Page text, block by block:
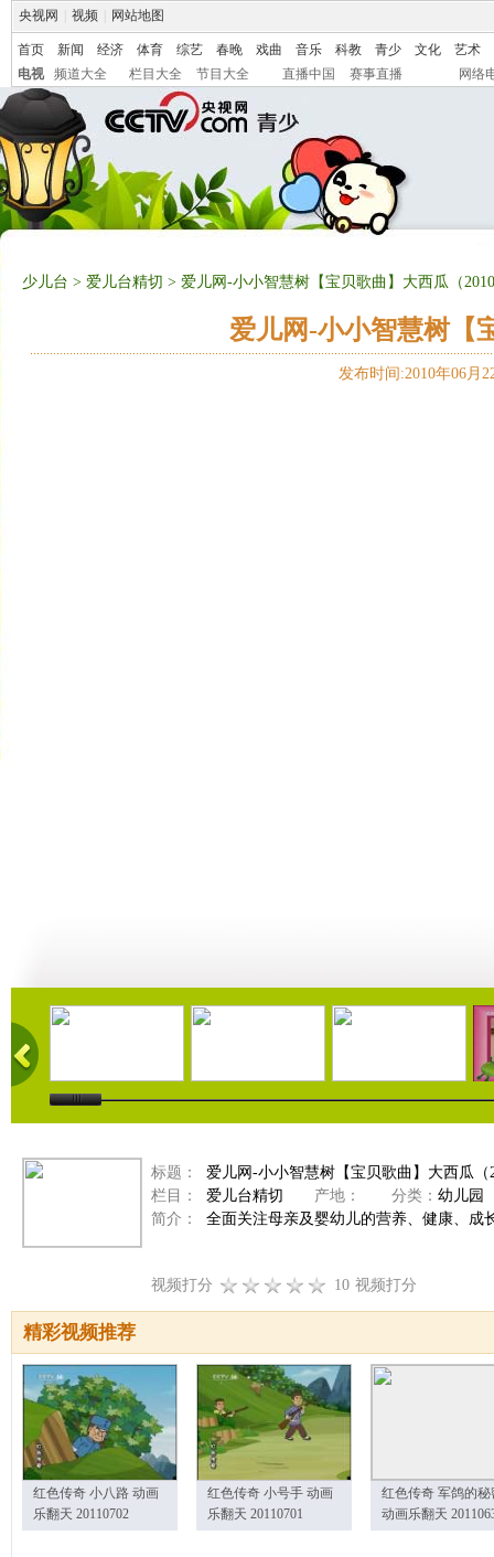
央视网 视频 网站地图
首页 新闻 经济 体育 综艺 春晚 戏曲 音乐 科教 青少 文化
艺术
电视
频道大全 栏目大全 节目大全 直播中国 赛事直播 网络
少儿台 > 爱儿台精切 > 爱儿网-小小智慧树【宝贝歌曲】大西瓜（
爱儿网-小小智慧树【
发布时间:2010年06月
21:58 01:43 02:58
标题：
爱儿网-小小智慧树【宝贝歌曲】大西瓜（
栏目：
爱儿台精切 产地： 分类： 幼儿园
简介：
全面关注母亲及婴幼儿的营养、健康、成
视频打分 10 视频打分
精彩视频推荐
红色传奇 小八路 动画
乐翻天 20110702
红色传奇 小号手 动画
乐翻天 20110701
红色传奇 军鸽的秘
动画乐翻天